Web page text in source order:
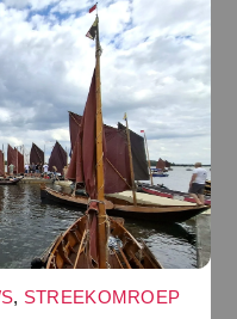
, STREEKOMROEP